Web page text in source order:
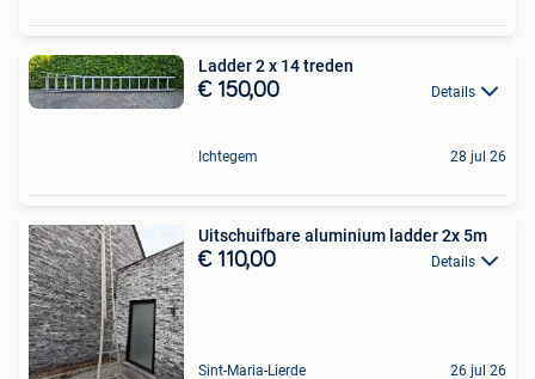
Ladder 2 x 14 treden
€ 150,00 Details
Ichtegem 28 jul 26
Uitschuifbare aluminium ladder 2x 5m
€ 110,00 Details
Sint-Maria-Lierde 26 jul 26